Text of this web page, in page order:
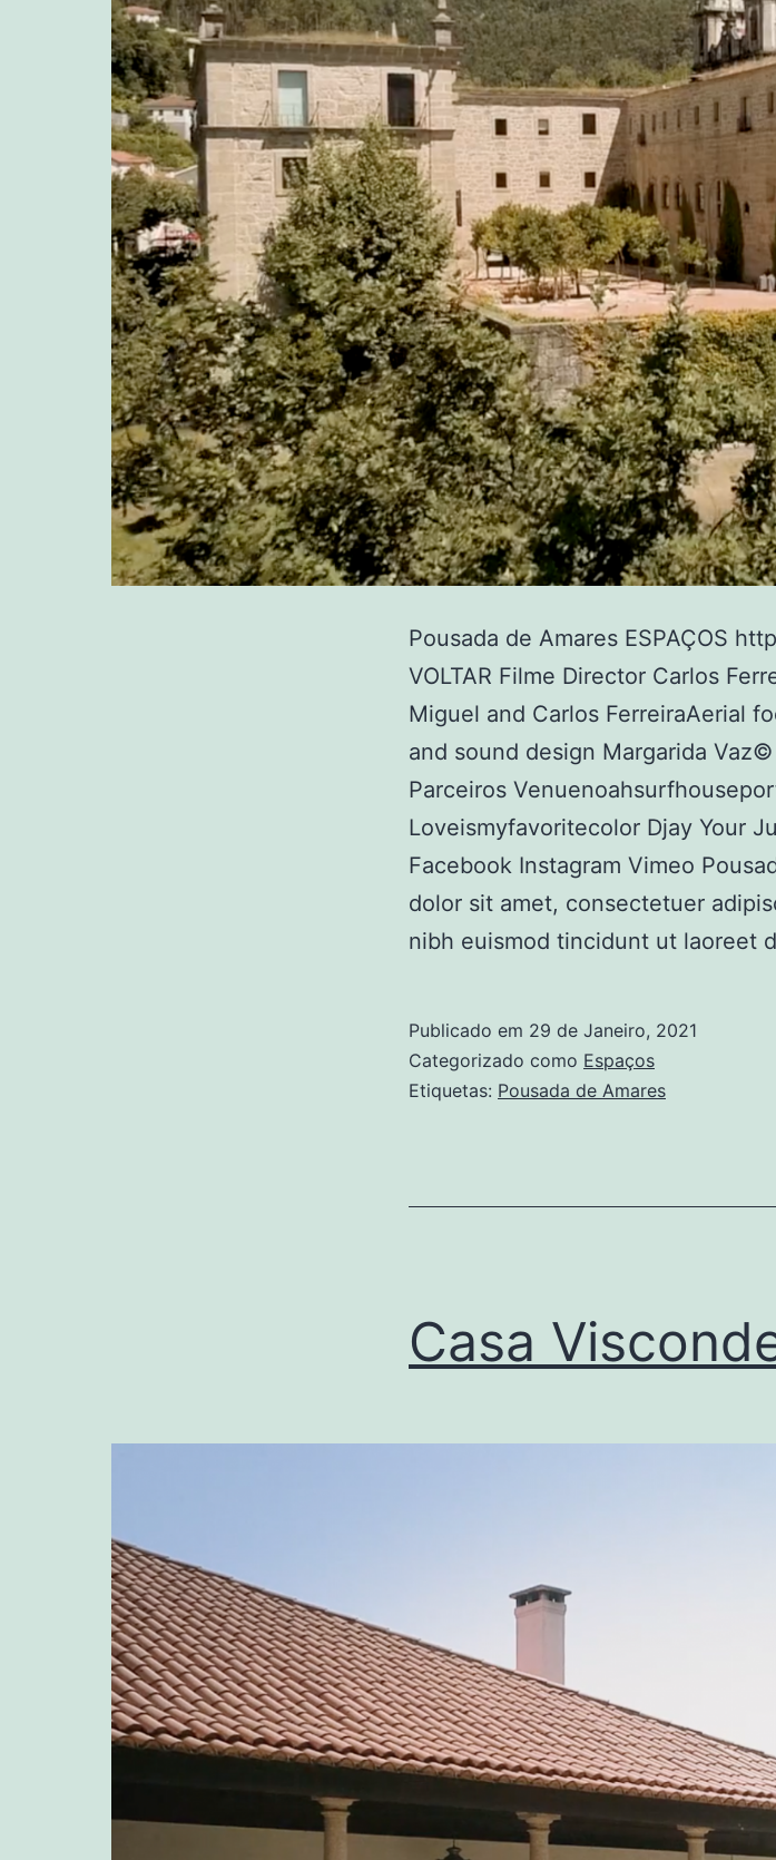
Pousada de Amares ESPAÇOS
VOLTAR Filme Director Carlos
Miguel and Carlos FerreiraAerial
and sound design Margarida
Parceiros
Loveismyfavoritecolor Djay Your
Facebook Instagram Vimeo
dolor sit amet, consectetuer
nibh euismod tincidunt ut laoreet
Publicado em 29 de Janeiro, 2021
Categorizado como Espaços
Etiquetas: Pousada de Amares
Casa